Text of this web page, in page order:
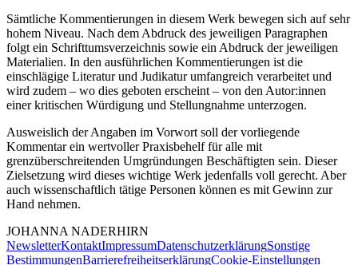
Sämtliche Kommentierungen in diesem Werk bewegen sich auf sehr
hohem Niveau. Nach dem Abdruck des jeweiligen Paragraphen
folgt ein Schrifttumsverzeichnis sowie ein Abdruck der jeweiligen
Materialien. In den ausführlichen Kommentierungen ist die
einschlägige Literatur und Judikatur umfangreich verarbeitet und
wird zudem – wo dies geboten erscheint – von den Autor:innen
einer kritischen Würdigung und Stellungnahme unterzogen.
Ausweislich der Angaben im Vorwort soll der vorliegende
Kommentar ein wertvoller Praxisbehelf für alle mit
grenzüberschreitenden Umgründungen Beschäftigten sein. Dieser
Zielsetzung wird dieses wichtige Werk jedenfalls voll gerecht. Aber
auch wissenschaftlich tätige Personen können es mit Gewinn zur
Hand nehmen.
JOHANNA NADERHIRN
NewsletterKontaktImpressumDatenschutzerklärungSonstige
BestimmungenBarrierefreiheitserklärungCookie-Einstellungen